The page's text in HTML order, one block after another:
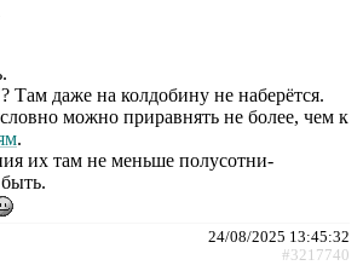
Там даже на колдобину не наберётся.
можно приравнять не более, чем к
.
их там не меньше полусотни-
24/08/2025 13:45:32
#3217740